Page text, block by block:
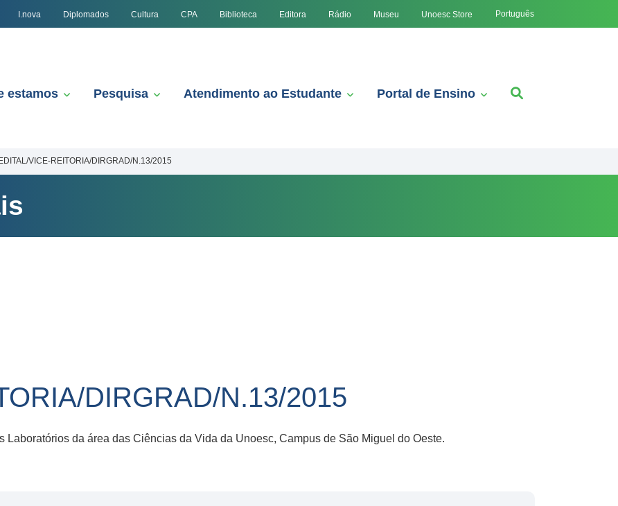
I.nova Diplomados Cultura CPA Biblioteca Editora Rádio Museu Unoesc Store Português
estamos Pesquisa Atendimento ao Estudante Portal de Ensino
EDITAL/VICE-REITORIA/DIRGRAD/N.13/2015
DIRGRAD/N.13/2015
Laboratórios da área das Ciências da Vida da Unoesc, Campus de São Miguel do Oeste.